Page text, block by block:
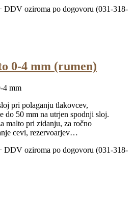
DDV oziroma po dogovoru (031-318-
0-4 mm (rumen)
4 mm
pri polaganju tlakovcev,
do 50 mm na utrjen spodnji sloj.
malto pri zidanju, za ročno
cevi, rezervoarjev…
DDV oziroma po dogovoru (031-318-